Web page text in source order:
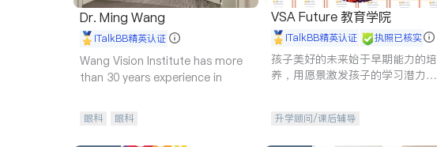
Dr. Ming Wang
iTalkBB精英认证
Wang Vision Institute has more
than 30 years experience in
眼科 眼科
VSA Future 教育学院
iTalkBB精英认证 执照已核实
孩子美好的未来始于早期能力的培
养，用愿景激发孩子的学习潜力和
升学顾问/课后辅导